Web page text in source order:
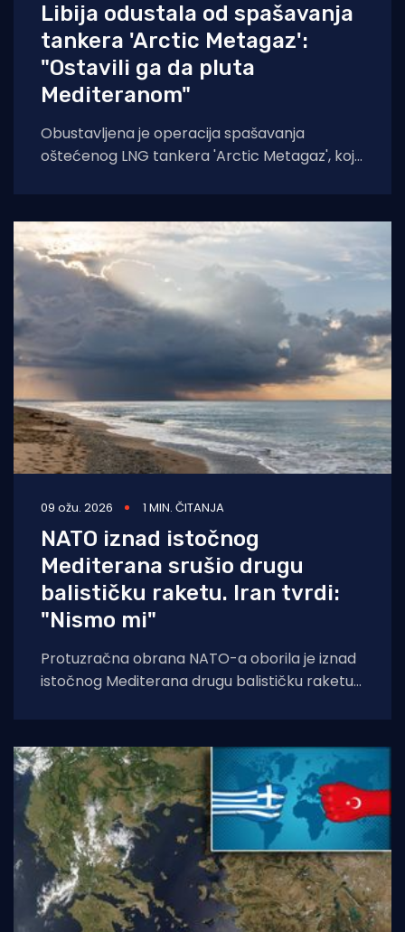
Libija odustala od spašavanja
tankera 'Arctic Metagaz':
"Ostavili ga da pluta
Mediteranom"
Obustavljena je operacija spašavanja
oštećenog LNG tankera 'Arctic Metagaz', koji
09 ožu. 2026 1 MIN. ČITANJA
NATO iznad istočnog
Mediterana srušio drugu
balističku raketu. Iran tvrdi:
"Nismo mi"
Protuzračna obrana NATO-a oborila je iznad
istočnog Mediterana drugu balističku raketu